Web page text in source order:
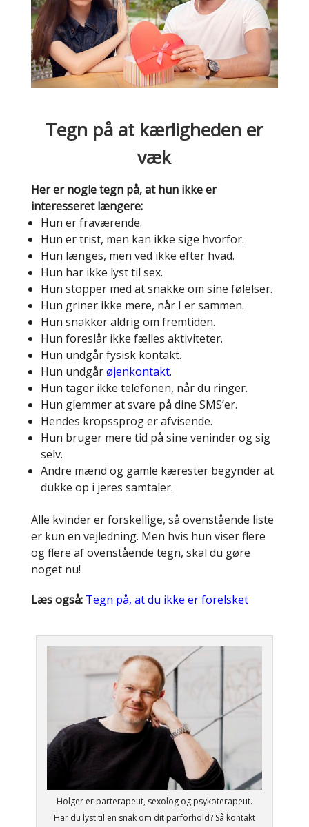
Tegn på at kærligheden er
væk
Her er nogle tegn på, at hun ikke er
interesseret længere:
Hun er fraværende.
Hun er trist, men kan ikke sige hvorfor.
Hun længes, men ved ikke efter hvad.
Hun har ikke lyst til sex.
Hun stopper med at snakke om sine følelser.
Hun griner ikke mere, når I er sammen.
Hun snakker aldrig om fremtiden.
Hun foreslår ikke fælles aktiviteter.
Hun undgår fysisk kontakt.
Hun undgårøjenkontakt.
Hun tager ikke telefonen, når du ringer.
Hun glemmer at svare på dine SMS’er.
Hendes kropssprog er afvisende.
Hun bruger mere tid på sine veninder og sig
selv.
Andre mænd og gamle kærester begynder at
dukke op i jeres samtaler.
Alle kvinder er forskellige, så ovenstående liste
er kun en vejledning. Men hvis hun viser flere
og flere af ovenstående tegn, skal du gøre
noget nu!
Læs også: Tegn på, at du ikke er forelsket
Holger er parterapeut, sexolog og psykoterapeut.
Har du lyst til en snak om dit parforhold? Så kontakt